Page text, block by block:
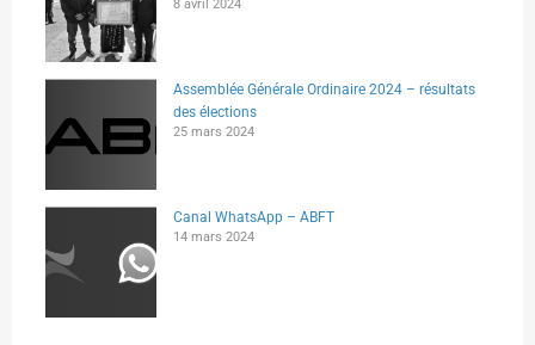
8 avril 2024
Assemblée Générale Ordinaire 2024 – résultats
des élections
25 mars 2024
Canal WhatsApp – ABFT
14 mars 2024